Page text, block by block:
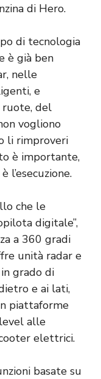
di Hero.
di tecnologia
è già ben
nelle
e
del
vogliono
li rimproveri
è importante,
l’esecuzione.
che le
digitale”,
a 360 gradi
unità radar e
grado di
e ai lati,
piattaforme
alle
elettrici.
basate su